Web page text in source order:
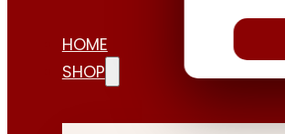
HOME
SHOP